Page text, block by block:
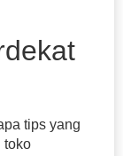
tips yang
toko